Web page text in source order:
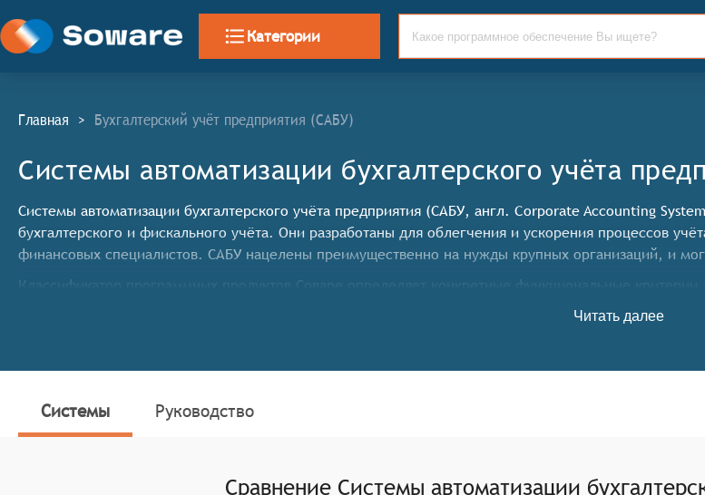
Категории
Главная > Бухгалтерский учёт предприятия (САБУ)
Системы автоматизации бухгалтерского учёта
Системы автоматизации бухгалтерского учёта предприятия (САБУ, англ. Corporate Accounting
бухгалтерского и фискального учёта. Они разработаны для облегчения и ускорения процессов
финансовых специалистов. САБУ нацелены преимущественно на нужды крупных организаций, и
Классификатор программных продуктов Соваре определяет конкретные функциональные критерии
автоматизации бухгалтерского учёта предприятия, программные продукты должны обладать
документа в другой, что особенно актуально для больших объёмов информации.
Накопление итогов и исчисление процентов произвольной степени сложности. Система
Доступ к данным и отчётам за прошлые периоды. Функция позволяет анализировать динамику
Читать далее
Системы Руководство
Сравнение Системы автоматизации